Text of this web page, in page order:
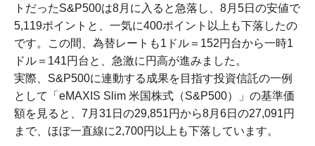
トだったS&P500は8月に入ると急落し、8月5日の安値で
5,119ポイントと、一気に400ポイント以上も下落したの
です。この間、為替レートも1ドル＝152円台から一時1
ドル＝141円台と、急激に円高が進みました。
実際、S&P500に連動する成果を目指す投資信託の一例
として「eMAXIS Slim 米国株式（S&P500）」の基準価
額を見ると、7月31日の29,851円から8月6日の27,091円
まで、ほぼ一直線に2,700円以上も下落しています。